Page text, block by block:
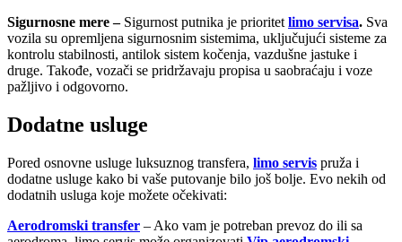
Sigurnosne mere –Sigurnost putnika je prioritet limo servisa. Sva
vozila su opremljena sigurnosnim sistemima, uključujući sisteme za
kontrolu stabilnosti, antilok sistem kočenja, vazdušne jastuke i
druge. Takođe, vozači se pridržavaju propisa u saobraćaju i voze
pažljivo i odgovorno.
Dodatne usluge
Pored osnovne usluge luksuznog transfera, limo servis pruža i
dodatne usluge kako bi vaše putovanje bilo još bolje. Evo nekih od
dodatnih usluga koje možete očekivati:
Aerodromski transfer – Ako vam je potreban prevoz do ili sa